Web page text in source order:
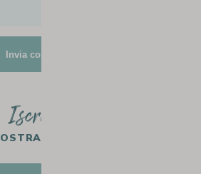
Iscriviti
NEWSLETTER